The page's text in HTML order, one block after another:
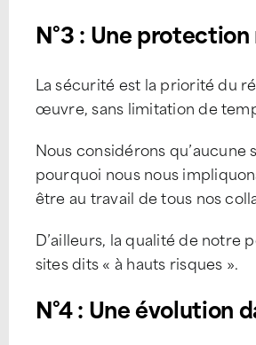
N°3 : Une
La sécurité est la priorité du
œuvre, sans limitation de
Nous considérons
pourquoi nous nous
être au travail de tous nos
D’ailleurs, la qualité de notre
sites dits « à hauts risques ».
N°4 : Une évolution